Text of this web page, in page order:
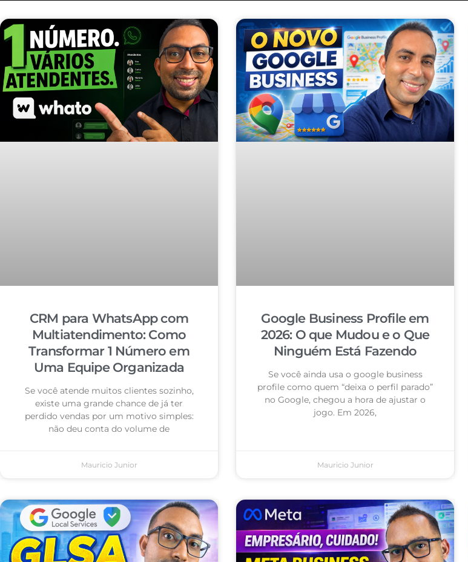
CRM para WhatsApp com
Multiatendimento: Como
Transformar 1 Número em
Uma Equipe Organizada
Se você atende muitos clientes sozinho,
existe uma grande chance de já ter
perdido vendas por um motivo simples:
não deu conta do volume de
Mauricio Junior
Google Business Profile em
2026: O que Mudou e o Que
Ninguém Está Fazendo
Se você ainda usa o google business
profile como quem “deixa o perfil parado”
no Google, chegou a hora de ajustar o
jogo. Em 2026,
Mauricio Junior